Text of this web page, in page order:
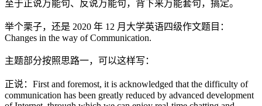
至于正说万能句、反说万能句，背下来万能套句，搞定。
举个栗子，还是 2020 年 12 月大学英语四级作文题目：
Changes in the way of Communication.
主题部分按照思路一，可以这样写：
正说：First and foremost, it is acknowledged that the difficulty of
communication has been greatly reduced by advanced development